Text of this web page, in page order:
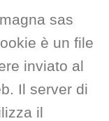
sas
è un file
inviato al
Il server di
il